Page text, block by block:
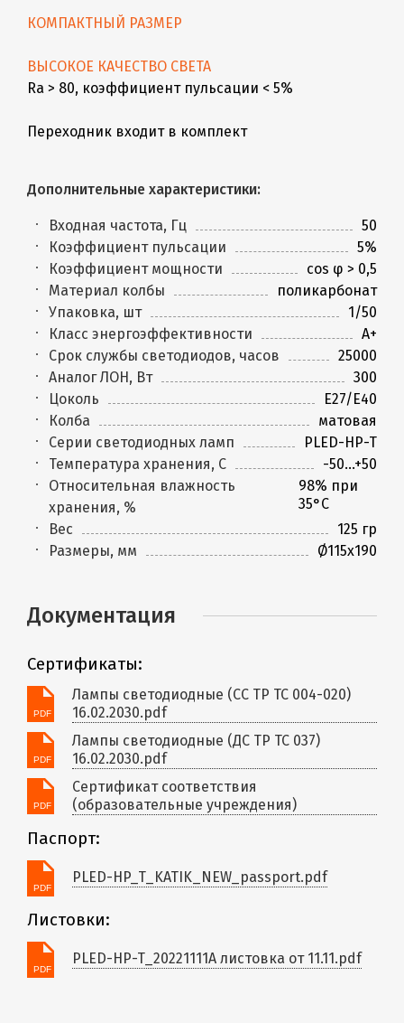
КОМПАКТНЫЙ РАЗМЕР
ВЫСОКОЕ КАЧЕСТВО СВЕТА
Ra > 80, коэффициент пульсации < 5%
Переходник входит в комплект
Дополнительные характеристики:
Входная частота, Гц
50
Коэффициент пульсации
5%
Коэффициент мощности
cos φ > 0,5
Материал колбы
поликарбонат
Упаковка, шт
1/50
Класс энергоэффективности
A+
Срок службы светодиодов, часов
25000
Аналог ЛОН, Вт
300
Цоколь
E27/E40
Колба
матовая
Серии светодиодных ламп
PLED-HP-T
Температура хранения, C
-50...+50
Относительная влажность
хранения, %
98% при
35°С
Вес
125 гр
Размеры, мм
Ø115х190
Документация
Сертификаты:
Лампы светодиодные (СС ТР ТС 004-020)
16.02.2030.pdf
Лампы светодиодные (ДС ТР ТС 037)
16.02.2030.pdf
Сертификат соответствия
(образовательные учреждения)
Паспорт:
PLED-HP_T_KATIK_NEW_passport.pdf
Листовки:
PLED-HP-T_20221111A листовка от 11.11.pdf